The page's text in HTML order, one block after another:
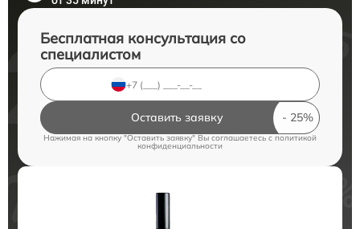
Бесплатная консультация со
специалистом
Оставить заявку
Нажимая на кнопку "Оставить заявку" Вы соглашаетесь c политикой
конфиденциальности